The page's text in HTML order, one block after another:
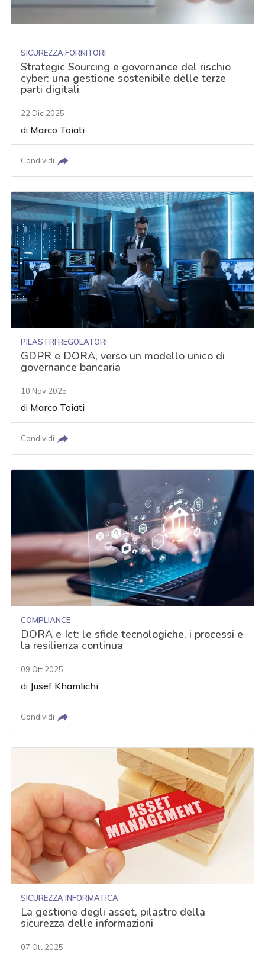
SICUREZZA FORNITORI
Strategic Sourcing e governance del rischio
cyber: una gestione sostenibile delle terze
parti digitali
22 Dic 2025
di Marco Toiati
Condividi
PILASTRI REGOLATORI
GDPR e DORA, verso un modello unico di
governance bancaria
10 Nov 2025
di Marco Toiati
Condividi
COMPLIANCE
DORA e Ict: le sfide tecnologiche, i processi e
la resilienza continua
09 Ott 2025
di Jusef Khamlichi
Condividi
SICUREZZA INFORMATICA
La gestione degli asset, pilastro della
sicurezza delle informazioni
07 Ott 2025